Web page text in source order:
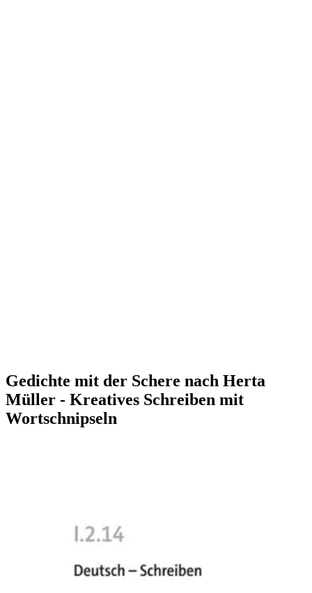
Gedichte mit der Schere nach Herta
Müller - Kreatives Schreiben mit
Wortschnipseln